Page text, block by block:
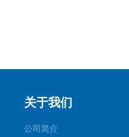
关于我们
公司简介